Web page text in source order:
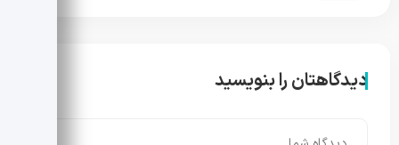
دیدگاهتان را بنویسید